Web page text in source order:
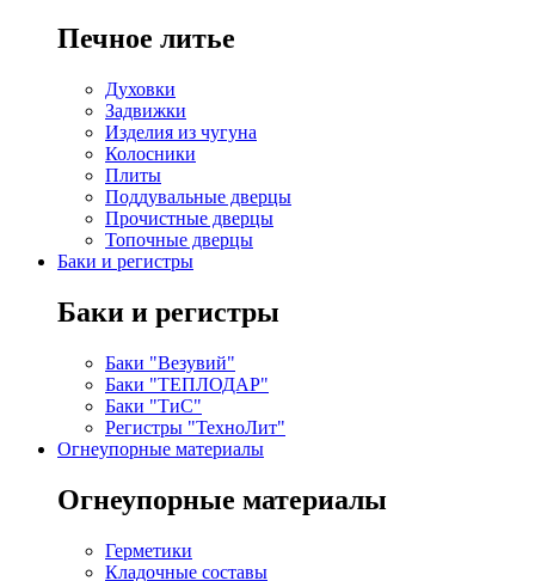
Печное литье
Духовки
Задвижки
Изделия из чугуна
Колосники
Плиты
Поддувальные дверцы
Прочистные дверцы
Топочные дверцы
Баки и регистры
Баки и регистры
Баки "Везувий"
Баки "ТЕПЛОДАР"
Баки "ТиС"
Регистры "ТехноЛит"
Огнеупорные материалы
Огнеупорные материалы
Герметики
Кладочные составы